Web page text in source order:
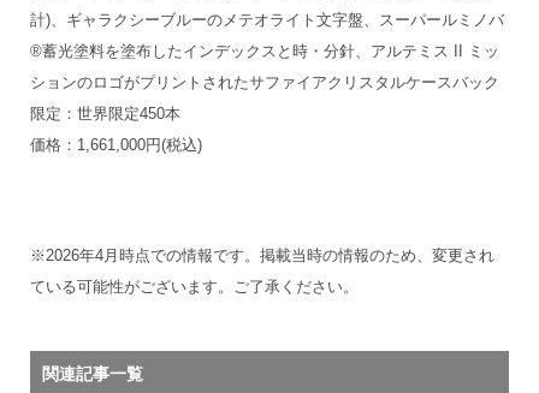
計)、ギャラクシーブルーのメテオライト文字盤、スーパールミノバ
®蓄光塗料を塗布したインデックスと時・分針、アルテミス II ミッ
ションのロゴがプリントされたサファイアクリスタルケースバック
限定：世界限定450本
価格：1,661,000円(税込)
※2026年4月時点での情報です。掲載当時の情報のため、変更され
ている可能性がございます。ご了承ください。
関連記事一覧